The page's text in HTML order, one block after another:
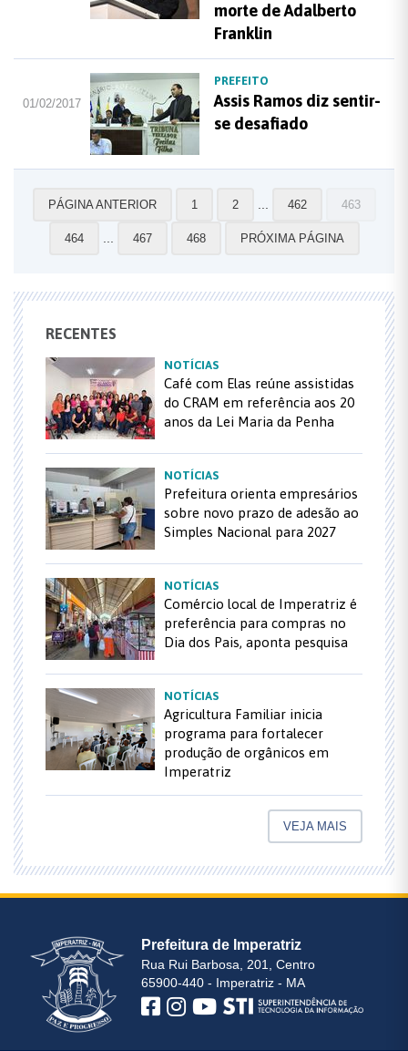
morte de Adalberto
Franklin
01/02/2017
PREFEITO
Assis Ramos diz sentir-
se desafiado
PÁGINA ANTERIOR 1 2 462 463
464 467 468 PRÓXIMA PÁGINA
RECENTES
NOTÍCIAS
Café com Elas reúne assistidas
do CRAM em referência aos 20
anos da Lei Maria da Penha
NOTÍCIAS
Prefeitura orienta empresários
sobre novo prazo de adesão ao
Simples Nacional para 2027
NOTÍCIAS
Comércio local de Imperatriz é
preferência para compras no
Dia dos Pais, aponta pesquisa
NOTÍCIAS
Agricultura Familiar inicia
programa para fortalecer
produção de orgânicos em
Imperatriz
VEJA MAIS
Prefeitura de Imperatriz
Rua Rui Barbosa, 201, Centro
65900-440 - Imperatriz - MA